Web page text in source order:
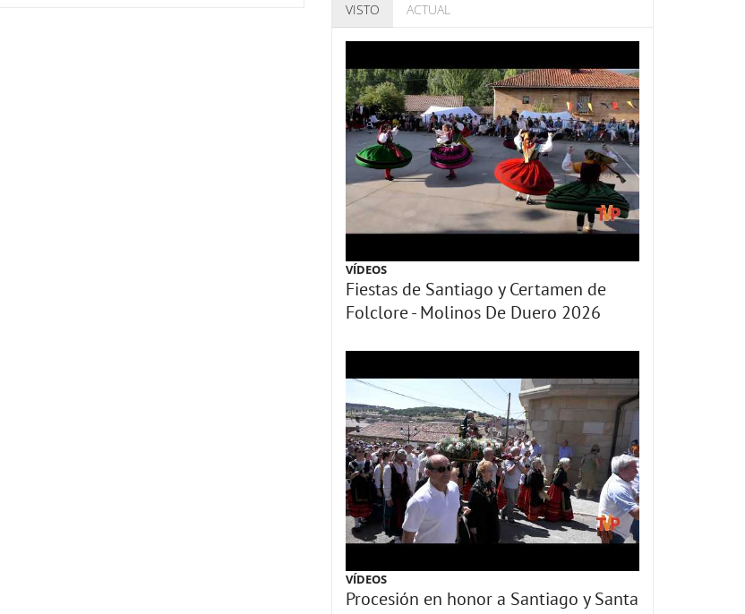
VISTO ACTUAL
VÍDEOS
Fiestas de Santiago y Certamen de
Folclore - Molinos De Duero 2026
VÍDEOS
Procesión en honor a Santiago y Santa